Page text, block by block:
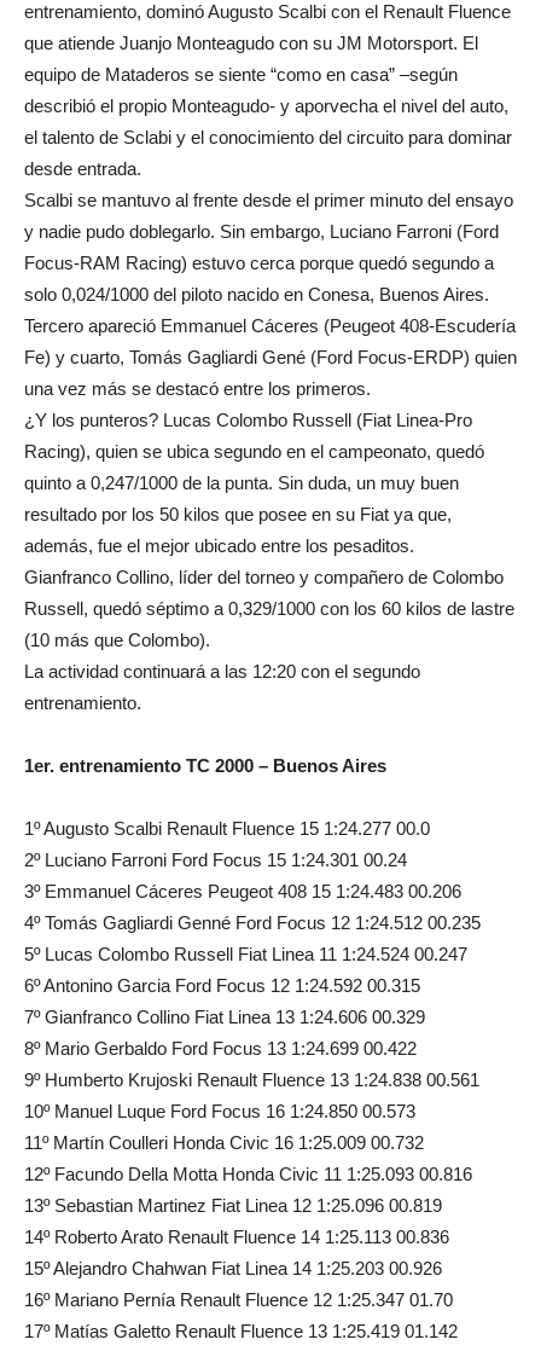
entrenamiento, dominó Augusto Scalbi con el Renault Fluence
que atiende Juanjo Monteagudo con su JM Motorsport. El
equipo de Mataderos se siente “como en casa” –según
describió el propio Monteagudo- y aporvecha el nivel del auto,
el talento de Sclabi y el conocimiento del circuito para dominar
desde entrada.
Scalbi se mantuvo al frente desde el primer minuto del ensayo
y nadie pudo doblegarlo. Sin embargo, Luciano Farroni (Ford
Focus-RAM Racing) estuvo cerca porque quedó segundo a
solo 0,024/1000 del piloto nacido en Conesa, Buenos Aires.
Tercero apareció Emmanuel Cáceres (Peugeot 408-Escudería
Fe) y cuarto, Tomás Gagliardi Gené (Ford Focus-ERDP) quien
una vez más se destacó entre los primeros.
¿Y los punteros? Lucas Colombo Russell (Fiat Linea-Pro
Racing), quien se ubica segundo en el campeonato, quedó
quinto a 0,247/1000 de la punta. Sin duda, un muy buen
resultado por los 50 kilos que posee en su Fiat ya que,
además, fue el mejor ubicado entre los pesaditos.
Gianfranco Collino, líder del torneo y compañero de Colombo
Russell, quedó séptimo a 0,329/1000 con los 60 kilos de lastre
(10 más que Colombo).
La actividad continuará a las 12:20 con el segundo
entrenamiento.
1er. entrenamiento TC 2000 – Buenos Aires
1º Augusto Scalbi Renault Fluence 15 1:24.277 00.0
2º Luciano Farroni Ford Focus 15 1:24.301 00.24
3º Emmanuel Cáceres Peugeot 408 15 1:24.483 00.206
4º Tomás Gagliardi Genné Ford Focus 12 1:24.512 00.235
5º Lucas Colombo Russell Fiat Linea 11 1:24.524 00.247
6º Antonino Garcia Ford Focus 12 1:24.592 00.315
7º Gianfranco Collino Fiat Linea 13 1:24.606 00.329
8º Mario Gerbaldo Ford Focus 13 1:24.699 00.422
9º Humberto Krujoski Renault Fluence 13 1:24.838 00.561
10º Manuel Luque Ford Focus 16 1:24.850 00.573
11º Martín Coulleri Honda Civic 16 1:25.009 00.732
12º Facundo Della Motta Honda Civic 11 1:25.093 00.816
13º Sebastian Martinez Fiat Linea 12 1:25.096 00.819
14º Roberto Arato Renault Fluence 14 1:25.113 00.836
15º Alejandro Chahwan Fiat Linea 14 1:25.203 00.926
16º Mariano Pernía Renault Fluence 12 1:25.347 01.70
17º Matías Galetto Renault Fluence 13 1:25.419 01.142